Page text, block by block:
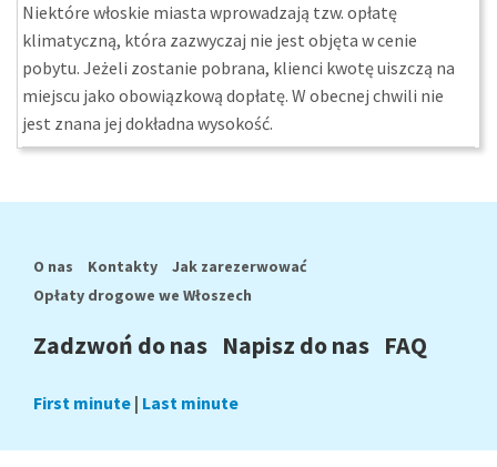
Niektóre włoskie miasta wprowadzają tzw. opłatę
klimatyczną, która zazwyczaj nie jest objęta w cenie
pobytu. Jeżeli zostanie pobrana, klienci kwotę uiszczą na
miejscu jako obowiązkową dopłatę. W obecnej chwili nie
jest znana jej dokładna wysokość.
O nas Kontakty
Jak zarezerwować
Opłaty drogowe we Włoszech
Zadzwoń do nas Napisz do nas FAQ
First minute | Last minute